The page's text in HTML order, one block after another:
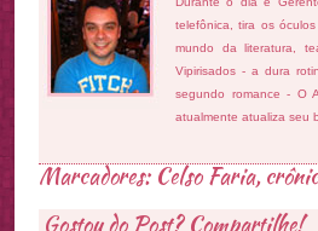
telefônica, tira os
mundo da literatura,
Vipirisados - a dura
segundo romance - O
atualmente atualiza seu
Marcadores: Celso Faria,
Gostou do Post? Compartilhe!